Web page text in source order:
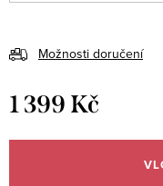
Možnosti doručení
1 399 Kč
cena: